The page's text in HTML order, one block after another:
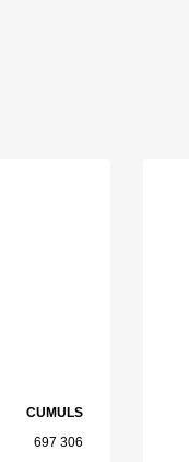
CUMULS
697 306